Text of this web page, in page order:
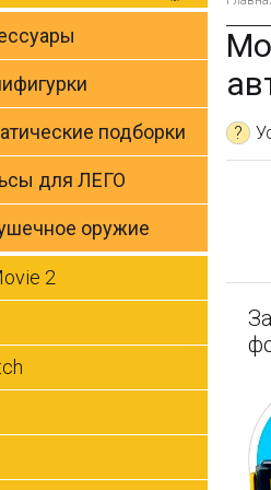
подборки
для ЛЕГО
оружие
2
?